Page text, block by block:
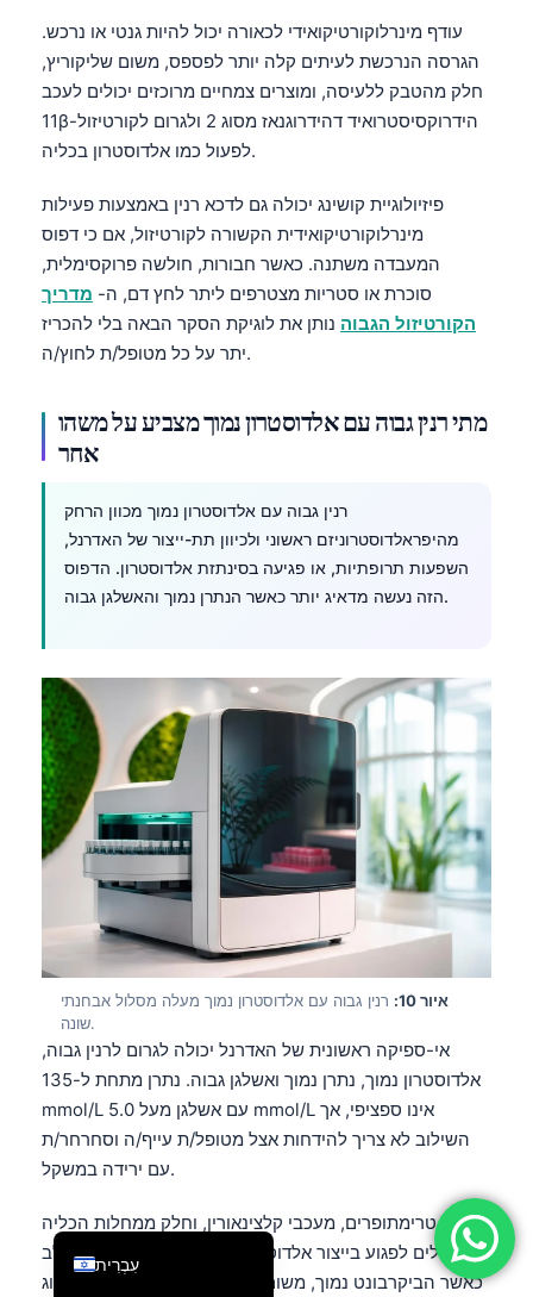
עודף מינרלוקורטיקואידי לכאורה יכול להיות גנטי או נרכש.
הגרסה הנרכשת לעיתים קלה יותר לפספס, משום שליקוריץ,
חלק מהטבק ללעיסה, ומוצרים צמחיים מרוכזים יכולים לעכב
11β-הידרוקסיסטרואיד דהידרוגנאז מסוג 2 ולגרום לקורטיזול
לפעול כמו אלדוסטרון בכליה.
פיזיולוגיית קושינג יכולה גם לדכא רנין באמצעות פעילות
מינרלוקורטיקואידית הקשורה לקורטיזול, אם כי דפוס
המעבדה משתנה. כאשר חבורות, חולשה פרוקסימלית,
סוכרת או סטריות מצטרפים ליתר לחץ דם, ה- מדריך
הקורטיזול הגבוה נותן את לוגיקת הסקר הבאה בלי להכריז
יתר על כל מטופל/ת לחוץ/ה.
מתי רנין גבוה עם אלדוסטרון נמוך מצביע על משהו
אחר
רנין גבוה עם אלדוסטרון נמוך מכוון הרחק
מהיפראלדוסטרוניזם ראשוני ולכיוון תת-ייצור של האדרנל,
השפעות תרופתיות, או פגיעה בסינתזת אלדוסטרון. הדפוס
הזה נעשה מדאיג יותר כאשר הנתרן נמוך והאשלגן גבוה.
איור 10:
רנין גבוה עם אלדוסטרון נמוך מעלה מסלול אבחנתי
שונה.
אי-ספיקה ראשונית של האדרנל יכולה לגרום לרנין גבוה,
אלדוסטרון נמוך, נתרן נמוך ואשלגן גבוה. נתרן מתחת ל-135
mmol/L עם אשלגן מעל 5.0 mmol/L אינו ספציפי, אך
השילוב לא צריך להידחות אצל מטופל/ת עייף/ה וסחרחר/ת
עם ירידה במשקל.
הפרין, טרימתופרים, מעכבי קלצינאורין, וחלק ממחלות הכליה
יכולים לפגוע בייצור אלדוסטרון או בפעולתו. אני שם/ה לב
כאשר הביקרבונט נמוך, משום שחמצת צינורית כלייתית מסוג
עִבְרִית
English
العربية
Français
Português
Ελληνικά
Türkçe
Română
简体中文
فارسی
Български
Dansk
Nederlands
Bahasa Indonesia
Íslenska
Azərbaycan dili
Eesti
Čeština
ქართული
Русский
Lietuvių kalba
Polski